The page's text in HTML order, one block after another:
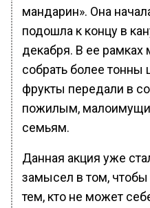
мандарин». Она
подошла к концу в
декабря. В ее
собрать более
фрукты передали в
пожилым,
семьям.
Данная акция уже
замысел в том,
тем, кто не может